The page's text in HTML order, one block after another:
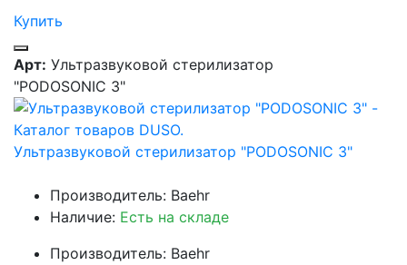
Купить
Арт: Ультразвуковой стерилизатор
"PODOSONIC 3"
Ультразвуковой стерилизатор "PODOSONIC 3"
Производитель: Baehr
Наличие: Есть на складе
Производитель: Baehr